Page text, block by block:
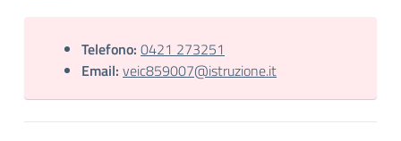
Telefono: 0421 273251
Email: veic859007@istruzione.it